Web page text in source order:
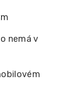
nemá v